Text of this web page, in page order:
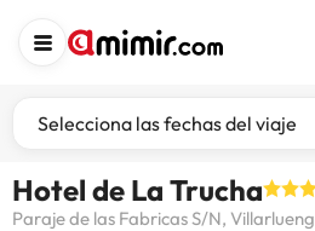
Selecciona las fechas del viaje
Hotel de La Trucha
Paraje de las Fabricas S/N,